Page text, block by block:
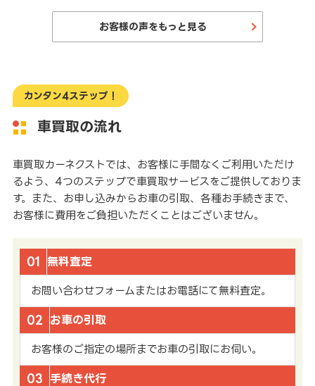
お客様の声をもっと見る
カンタン4ステップ！
車買取の流れ
車買取カーネクストでは、お客様に手間なくご利用いただけ
るよう、4つのステップで車買取サービスをご提供しておりま
す。また、お申し込みからお車の引取、各種お手続きまで、
お客様に費用をご負担いただくことはございません。
01 無料査定
お問い合わせフォームまたはお電話にて無料査定。
02 お車の引取
お客様のご指定の場所までお車の引取にお伺い。
03 手続き代行